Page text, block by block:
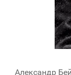
Александр